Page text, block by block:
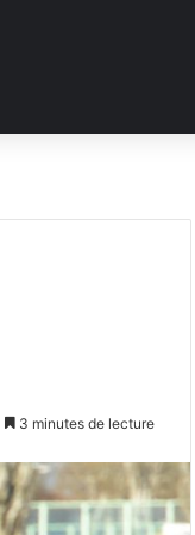
3 minutes de lecture